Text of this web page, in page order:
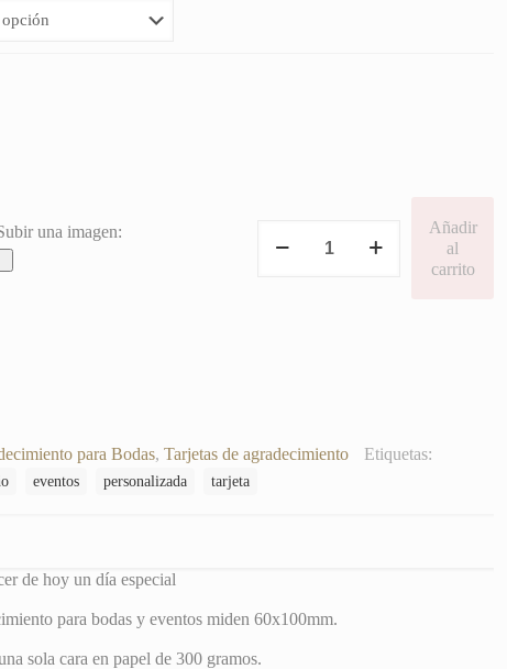
una imagen:
Gracias
Añadir
al
carrito
para Bodas, Tarjetas de agradecimiento Etiquetas:
eventos personalizada tarjeta
de hoy un día especial
para bodas y eventos miden 60x100mm.
sola cara en papel de 300 gramos.